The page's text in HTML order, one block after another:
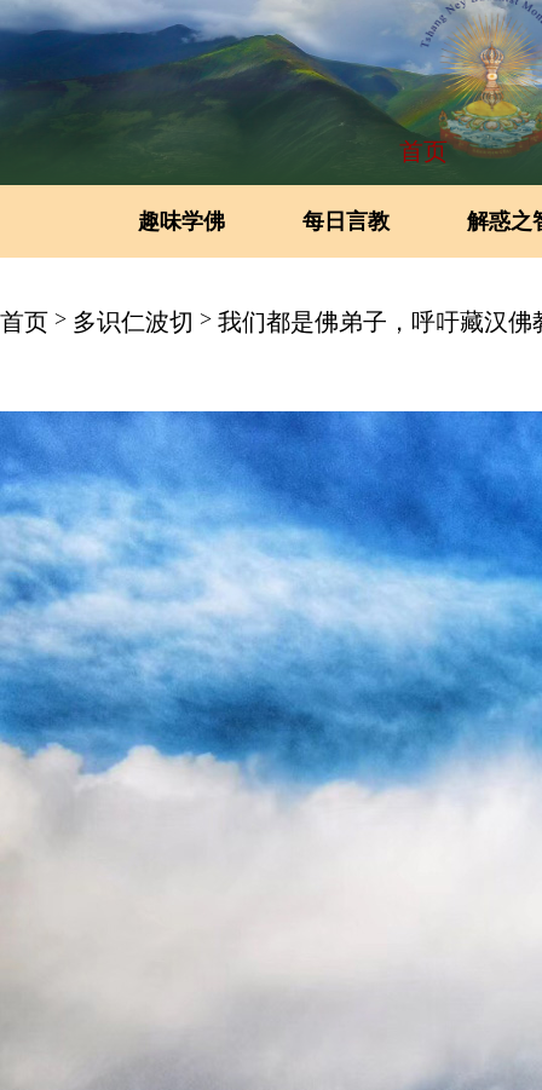
首页
趣味学佛 每日言教 解惑之
首页 > 多识仁波切 > 我们都是佛弟子，呼吁藏汉